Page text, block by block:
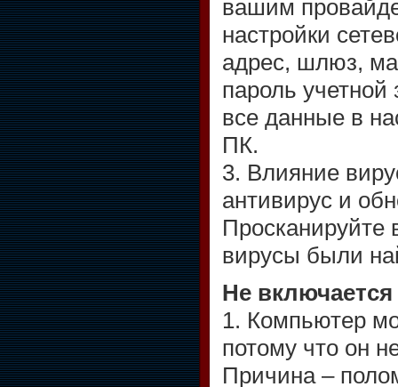
вашим
настройки
адрес, шлюз,
пароль
все данные в
ПК.
3. Влияние
антивирус и
Просканируйте
вирусы были
Не
1. Компьютер
потому что он
Причина –